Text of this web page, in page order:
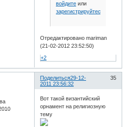
войдитеили
зарегистрируйтесь
Отредактировано mariman
(21-02-2012 23:52:50)
+2
Поделиться 35
29-12-
2011 23:56:32
Вот такой византийский
орнамент на религиозную
тему